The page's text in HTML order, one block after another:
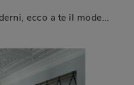
Se cerchi tavoli fissi moderni, ecco a te il modello da pranzo in vetro Obi Vetro dell'azienda Sangiacomo.